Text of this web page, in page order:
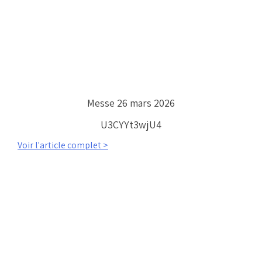
Messe 26 mars 2026
U3CYYt3wjU4
Voir l'article complet >